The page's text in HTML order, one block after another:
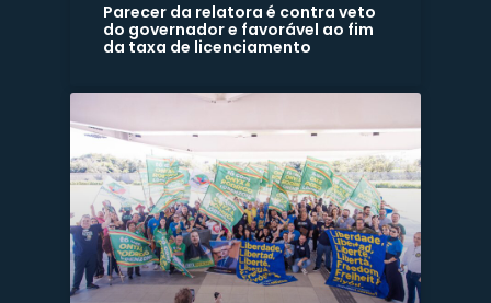
Parecer da relatora é contra veto
do governador e favorável ao fim
da taxa de licenciamento